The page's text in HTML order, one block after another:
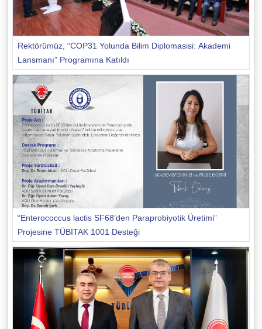
Rektörümüz, “COP31 Yolunda Bilim Diplomasisi: Akademi
Lansmanı” Programına Katıldı
“Enterococcus lactis SF68’den Paraprobiyotik Üretimi”
Projesine TÜBİTAK 1001 Desteği